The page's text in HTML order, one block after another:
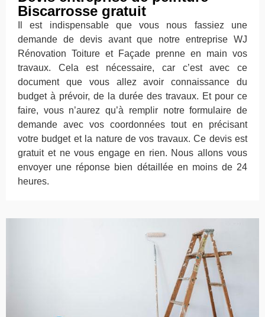
Biscarrosse gratuit
Il est indispensable que vous nous fassiez une
demande de devis avant que notre entreprise WJ
Rénovation Toiture et Façade prenne en main vos
travaux. Cela est nécessaire, car c’est avec ce
document que vous allez avoir connaissance du
budget à prévoir, de la durée des travaux. Et pour ce
faire, vous n’aurez qu’à remplir notre formulaire de
demande avec vos coordonnées tout en précisant
votre budget et la nature de vos travaux. Ce devis est
gratuit et ne vous engage en rien. Nous allons vous
envoyer une réponse bien détaillée en moins de 24
heures.